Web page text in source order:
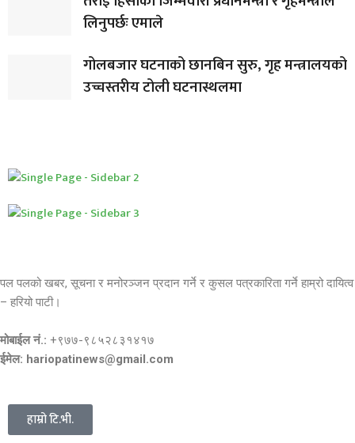
लिनुपर्छः एमाले
गोलबजार घटनाको छानबिन सुरु, गृह मन्त्रालयको
उच्चस्तरीय टोली घटनास्थलमा
पल पलको खबर, सूचना र मनोरञ्जन प्रदान गर्ने र कुसल पत्रकारिता गर्ने हाम्रो दायित्व
– हरियो पाटी।
मोबाईल नं.: +९७७-९८५२८३१४१७
ईमेल: hariopatinews@gmail.com
हाम्रो टि.भी.